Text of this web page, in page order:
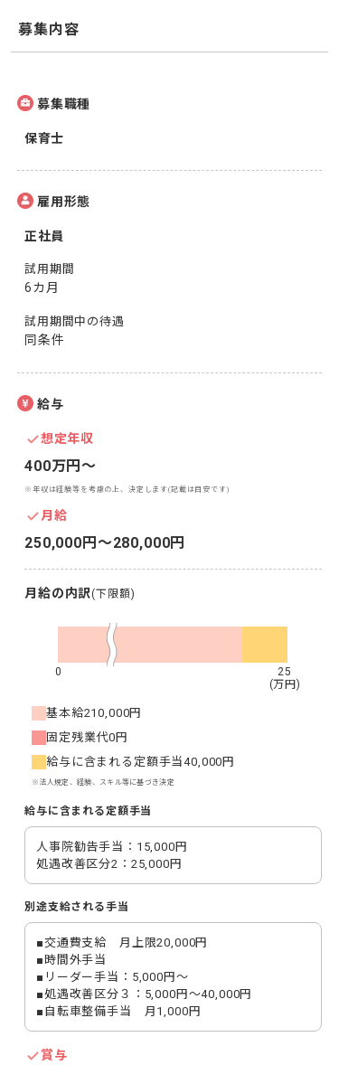
募集内容
募集職種
保育士
雇用形態
正社員
試用期間
6カ月
試用期間中の待遇
同条件
給与
想定年収
400万円〜
※年収は経験等を考慮の上、決定します(記載は目安です)
月給
250,000円〜280,000円
月給の内訳 (下限額)
0
25
(万円)
基本給210,000円
固定残業代0円
給与に含まれる定額手当40,000円
※法人規定、経験、スキル等に基づき決定
給与に含まれる定額手当
人事院勧告手当：15,000円
処遇改善区分2：25,000円
別途支給される手当
■交通費支給　月上限20,000円
■時間外手当
■リーダー手当：5,000円～
■処遇改善区分３：5,000円～40,000円
■自転車整備手当　月1,000円
賞与